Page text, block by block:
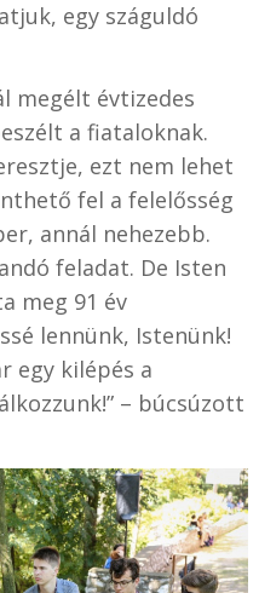
egy száguldó
megélt évtizedes
a fiataloknak.
ezt nem lehet
fel a felelősség
annál nehezebb.
feladat. De Isten
meg 91 év
lennünk, Istenünk!
egy kilépés a
– búcsúzott